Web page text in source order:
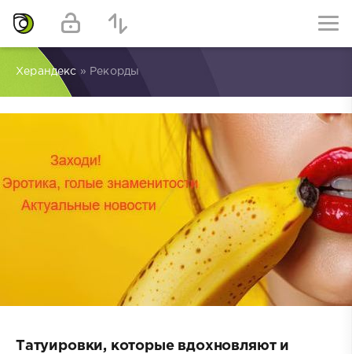
Херандекс » Рекорды
Татуировки, которые вдохновляют и